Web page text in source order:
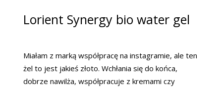
Lorient Synergy bio water gel
Miałam z marką współpracę na instagramie, ale ten
żel to jest jakieś złoto. Wchłania się do końca,
dobrze nawilża, współpracuje z kremami czy